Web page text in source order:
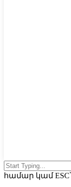
համար կամ